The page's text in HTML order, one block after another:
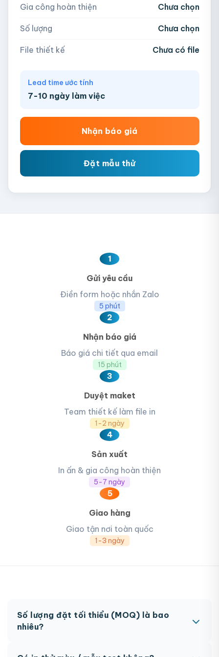
AI, PDF, EPS, PSD, PNG, JPG (tối đa 50MB)
Gia công hoàn thiện Chưa chọn
Số lượng Chưa chọn
File thiết kế Chưa có file
Lead time ước tính
7-10 ngày làm việc
Nhận báo giá
Đặt mẫu thử
1
Gửi yêu cầu
Điền form hoặc nhắn Zalo
5 phút
2
Nhận báo giá
Báo giá chi tiết qua email
15 phút
3
Duyệt maket
Team thiết kế làm file in
1-2 ngày
4
Sản xuất
In ấn & gia công hoàn thiện
5-7 ngày
5
Giao hàng
Giao tận nơi toàn quốc
1-3 ngày
Số lượng đặt tối thiểu (MOQ) là bao
nhiêu?